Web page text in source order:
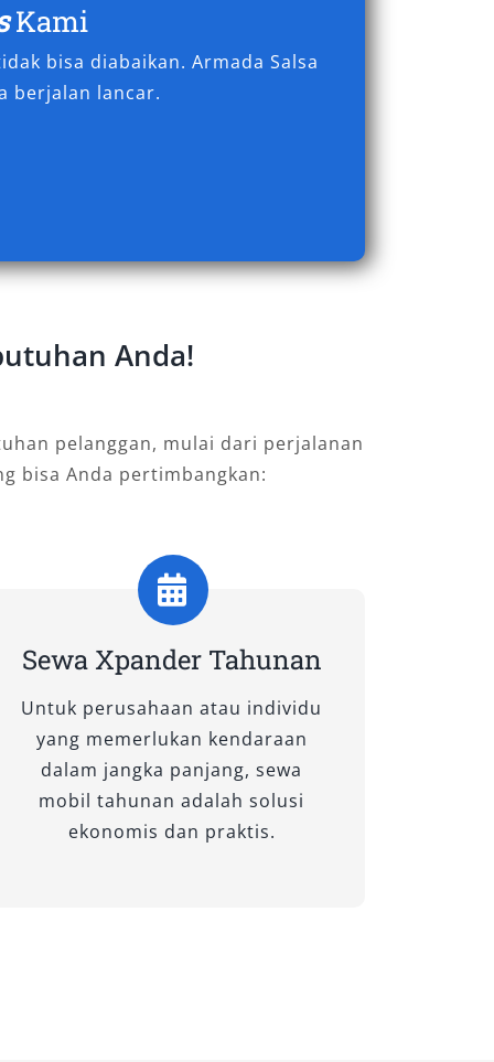
Kami
bisa diabaikan. Armada Salsa
berjalan lancar.
Anda!
pelanggan, mulai dari perjalanan
bisa Anda pertimbangkan:
Sewa Xpander Tahunan
Untuk perusahaan atau individu
yang memerlukan kendaraan
dalam jangka panjang, sewa
mobil tahunan adalah solusi
ekonomis dan praktis.